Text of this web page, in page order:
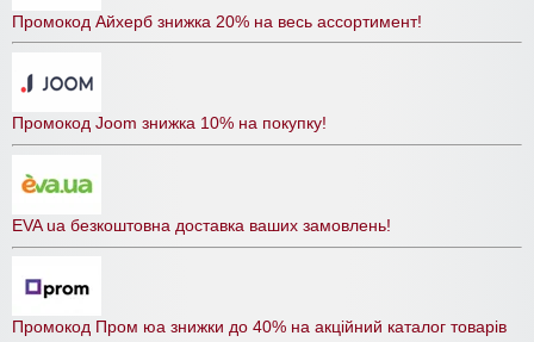
Промокод Айхерб знижка 20% на весь ассортимент!
Промокод Joom знижка 10% на покупку!
EVA ua безкоштовна доставка ваших замовлень!
Промокод Пром юа знижки до 40% на акційний каталог товарів